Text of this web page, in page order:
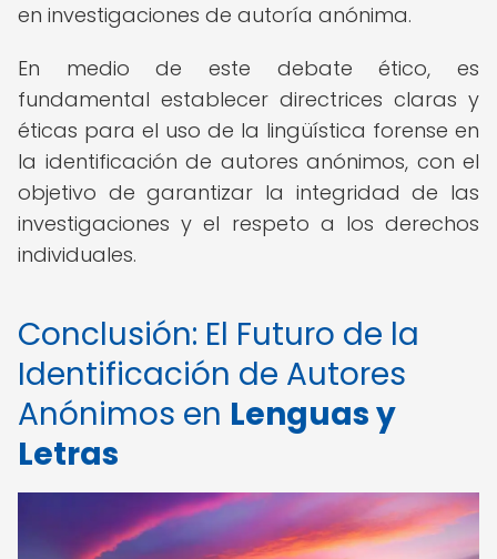
en investigaciones de autoría anónima.
En medio de este debate ético, es
fundamental establecer directrices claras y
éticas para el uso de la lingüística forense en
la identificación de autores anónimos, con el
objetivo de garantizar la integridad de las
investigaciones y el respeto a los derechos
individuales.
Conclusión: El Futuro de la
Identificación de Autores
Anónimos en Lenguas y
Letras